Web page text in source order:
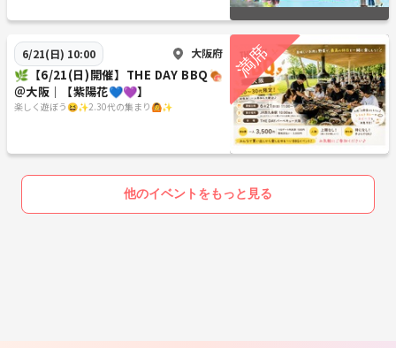
6/21(日) 10:00 大阪府
🌿【6/21(日)開催】THE DAY BBQ🍖
＠大阪｜【紫陽花💙💜】
楽しく遊ぼう😆✨2.30代の集まり🙆✨
他のイベントをもっと見る